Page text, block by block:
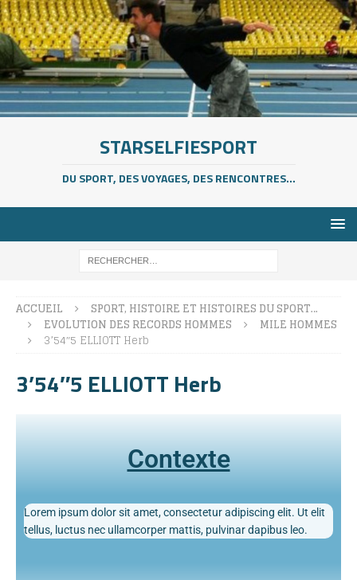
STARSELFIESPORT
DU SPORT, DES VOYAGES, DES RENCONTRES...
ACCUEIL
SPORT, HISTOIRE ET HISTOIRES DU SPORT…
EVOLUTION DES RECORDS HOMMES
MILE HOMMES
3’54″5 ELLIOTT Herb
3’54″5 ELLIOTT Herb
Contexte
Lorem ipsum dolor sit amet, consectetur adipiscing elit. Ut elit
tellus, luctus nec ullamcorper mattis, pulvinar dapibus leo.